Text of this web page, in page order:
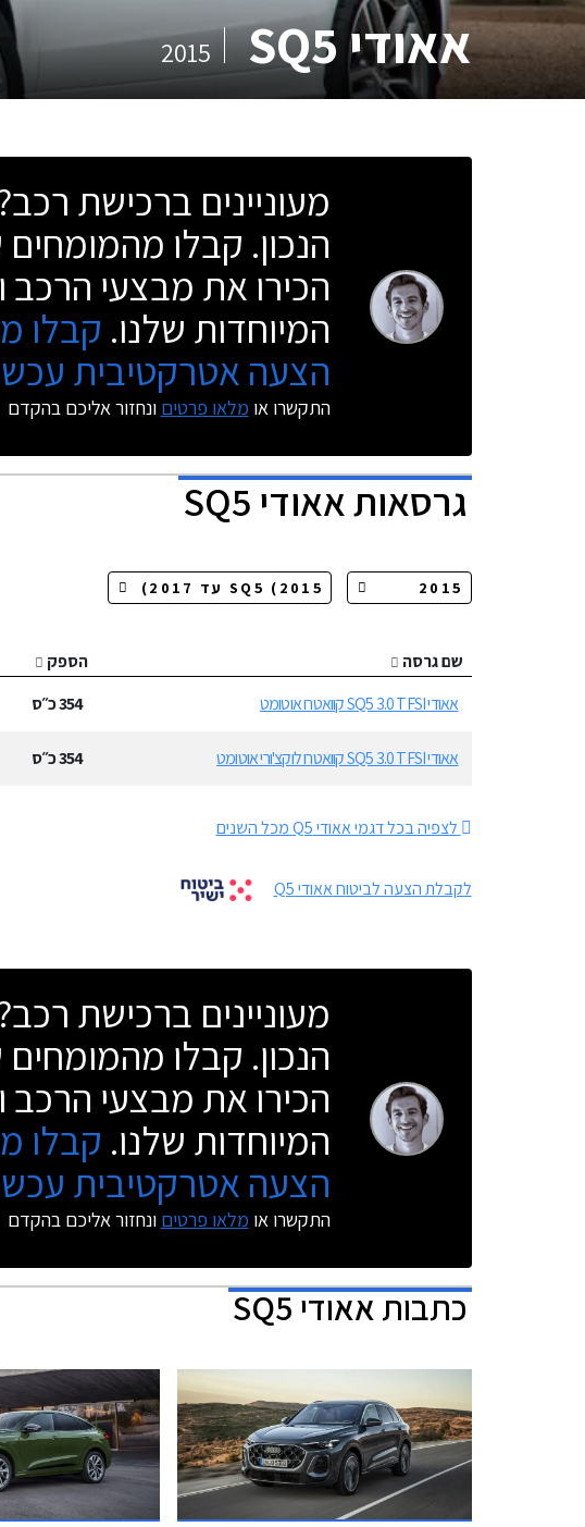
אאודי SQ5 2015
מעוניינים ברכישת
הנכון. קבלו מהמומחים
הכירו את מבצעי הרכב
המיוחדות שלנו. קבלו
הצעה אטרקטיבית
התקשרו או מלאו פרטים ונחזור אליכם בהקדם
גרסאותאאודי SQ5
שם גרסה הספק
אאודי SQ5 3.0 TFSI קוואטרו אוטומט
354כ״ס
אאודי SQ5 3.0 TFSI קוואטרו לוקצ'ורי אוטומט 354כ״ס
לצפיה בכל דגמי אאודי Q5 מכל השנים
לקבלת הצעה לביטוח אאודי Q5
מעוניינים ברכישת
הנכון. קבלו מהמומחים
הכירו את מבצעי הרכב
המיוחדות שלנו. קבלו
הצעה אטרקטיבית
התקשרו או מלאו פרטים ונחזור אליכם בהקדם
כתבותאאודי SQ5